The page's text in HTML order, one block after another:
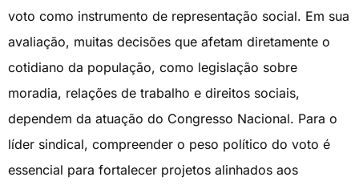
voto como instrumento de representação social. Em sua
avaliação, muitas decisões que afetam diretamente o
cotidiano da população, como legislação sobre
moradia, relações de trabalho e direitos sociais,
dependem da atuação do Congresso Nacional. Para o
líder sindical, compreender o peso político do voto é
essencial para fortalecer projetos alinhados aos